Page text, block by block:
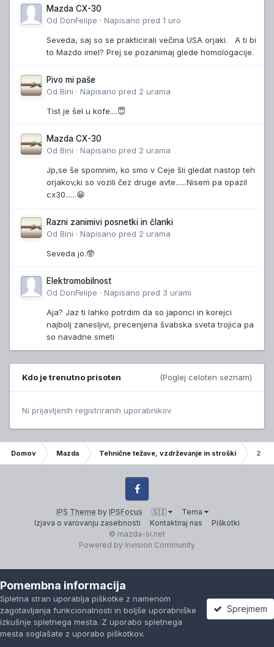
Mazda CX-30
Od DonFelipe · Napisano pred 1 uro
Seveda, saj so se prakticirali večina USA orjaki. A ti bi
to Mazdo imel? Prej se pozanimaj glede homologacije.
Pivo mi paše
Od Bini · Napisano pred 2 urama
Tist je šel u kofe....😇
Mazda CX-30
Od Bini · Napisano pred 2 urama
Jp,se še spomnim, ko smo v Ceje šli gledat nastop teh
orjakov,ki so vozili čez druge avte......Nisem pa opazil
cx30......😁
Razni zanimivi posnetki in članki
Od Bini · Napisano pred 2 urama
Seveda jo.🥸
Elektromobilnost
Od DonFelipe · Napisano pred 3 urami
Aja? Jaz ti lahko potrdim da so japonci in korejci
najbolj zanesljivi, precenjena švabska sveta trojica pa
so navadne smeti
Kdo je trenutno prisoten (Poglej celoten seznam)
Ni prijavljenih registriranih uporabnikov
Domov Mazda Tehnične težave, vzdrževanje in stroški 2.2
IPS Theme by IPSFocus 🇸🇮
Tema
Izjava o varovanju zasebnosti
Kontaktiraj nas Piškotki
Facebook
© mazda-si.net
Powered by Invision Community
Pomembna informacija
Spletna stran uporablja piškotke z namenom
zagotavljanja funkcionalnosti in boljše uporabniške
izkušnje spletnega mesta. Z uporabo spletnega
mesta soglašate z uporabo piškotkov.
Sprejmem
Forumi Neprebrano Prijavi se